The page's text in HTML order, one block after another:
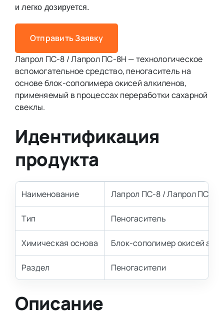
и легко дозируется.
Отправить Заявку
Лапрол ПС-8 / Лапрол ПС-8Н — технологическое
вспомогательное средство, пеногаситель на
основе блок-сополимера окисей алкиленов,
применяемый в процессах переработки сахарной
свеклы.
Идентификация
продукта
Наименование Лапрол ПС-8 / Лапрол ПС-8Н
Тип Пеногаситель
Химическая основа Блок-сополимер окисей
Раздел Пеногасители
Описание